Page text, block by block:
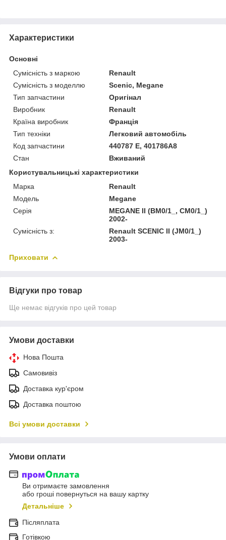
Характеристики
Основні
Сумісність з маркою
Renault
Сумісність з моделлю
Scenic, Megane
Тип запчастини
Оригінал
Виробник
Renault
Країна виробник
Франція
Тип техніки
Легковий автомобіль
Код запчастини
440787 E, 401786A8
Стан
Вживаний
Користувальницькі характеристики
Марка
Renault
Модель
Megane
Серія
MEGANE II (BM0/1_, CM0/1_)
2002-
Сумісність з:
Renault SCENIC II (JM0/1_)
2003-
Приховати
Відгуки про товар
Ще немає відгуків про цей товар
Умови доставки
Нова Пошта
Самовивіз
Доставка кур'єром
Доставка поштою
Всі умови доставки
Умови оплати
Ви отримаєте замовлення
або гроші повернуться на вашу картку
Детальніше
Післяплата
Готівкою